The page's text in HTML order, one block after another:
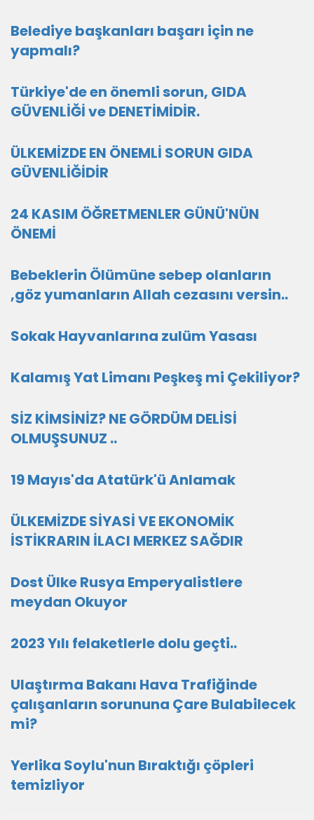
Belediye başkanları başarı için ne
yapmalı?
Türkiye'de en önemli sorun, GIDA
GÜVENLİĞİ ve DENETİMİDİR.
ÜLKEMİZDE EN ÖNEMLİ SORUN GIDA
GÜVENLİĞİDİR
24 KASIM ÖĞRETMENLER GÜNÜ'NÜN
ÖNEMİ
Bebeklerin Ölümüne sebep olanların
,göz yumanların Allah cezasını versin..
Sokak Hayvanlarına zulüm Yasası
Kalamış Yat Limanı Peşkeş mi Çekiliyor?
SİZ KİMSİNİZ? NE GÖRDÜM DELİSİ
OLMUŞSUNUZ ..
19 Mayıs'da Atatürk'ü Anlamak
ÜLKEMİZDE SİYASİ VE EKONOMİK
İSTİKRARIN İLACI MERKEZ SAĞDIR
Dost Ülke Rusya Emperyalistlere
meydan Okuyor
2023 Yılı felaketlerle dolu geçti..
Ulaştırma Bakanı Hava Trafiğinde
çalışanların sorununa Çare Bulabilecek
mi?
Yerlika Soylu'nun Bıraktığı çöpleri
temizliyor